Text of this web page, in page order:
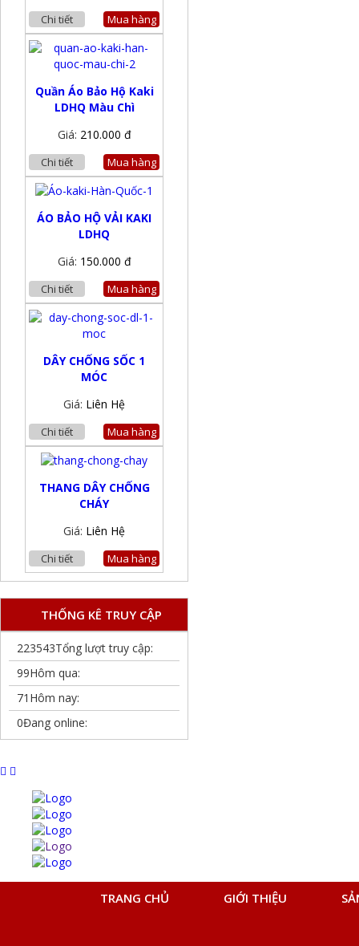
Chi tiết Mua hàng
Quần Áo Bảo Hộ Kaki
LDHQ Màu Chì
Giá: 210.000 đ
Chi tiết Mua hàng
ÁO BẢO HỘ VẢI KAKI
LDHQ
Giá: 150.000 đ
Chi tiết Mua hàng
DÂY CHỐNG SỐC 1
MÓC
Giá: Liên Hệ
Chi tiết Mua hàng
THANG DÂY CHỐNG
CHÁY
Giá: Liên Hệ
Chi tiết Mua hàng
THỐNG KÊ TRUY CẬP
223543Tổng lượt truy cập:
99Hôm qua:
71 Hôm nay:
0Đang online:
TRANG CHỦ GIỚI THIỆU